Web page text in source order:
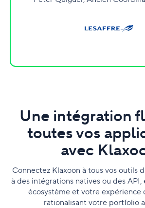
Une intégration
toutes vos
avec
Connectez Klaxoon à tous vos outils
à des intégrations natives ou des
écosystème et votre expérience
rationalisant votre portfolio